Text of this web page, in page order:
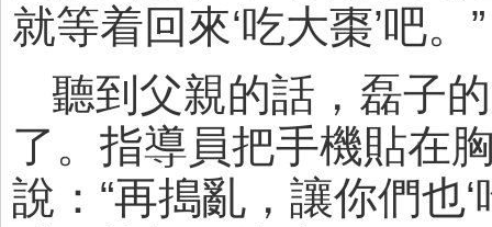
就等着回來‘吃大棗’吧。”
聽到父親的話，磊子
了。指導員把手機貼在
說：“再搗亂，讓你們也